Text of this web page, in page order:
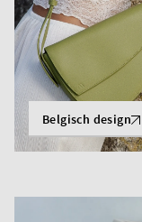
Belgisch design